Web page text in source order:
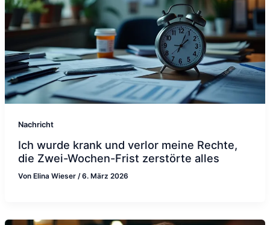
Nachricht
Ich wurde krank und verlor meine Rechte,
die Zwei-Wochen-Frist zerstörte alles
Von Elina Wieser /6. März 2026